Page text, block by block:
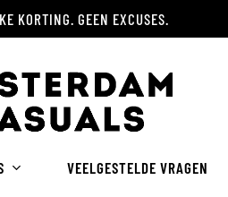
KORTING. GEEN EXCUSES.
VEELGESTELDE VRAGEN
Winkelwagen